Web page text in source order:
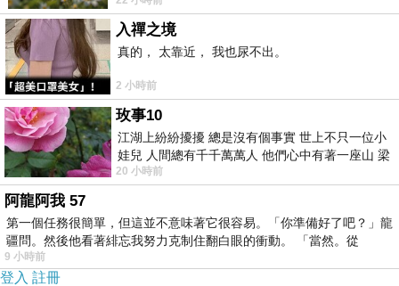
小時（我可是從外縣市趕來的）。
為求保險也請客服提前聯繫我做最後確認，客服也承諾
「前一天會再通知是否會準時」。
到了前一天，我下班後才驚覺怎麼一整天都沒line或簡訊通
知，連給當天執勤人員姓名和聯絡電話也沒有，於是我趕
在6點半左右就傳line詢問明天派員狀況與時間（他們表定7
點下班），結果不讀不回。
最後我只好無奈再傳訊息：「請於早上8點半營業時立即回
覆我。」
並提醒他們明明有說要通知卻沒有，讓我很困擾，希望客
入禪之境
真的， 太靠近， 我也尿不出。
2 小時前
玫事10
江湖上紛紛擾擾 總是沒有個事實 世上不只一位小
娃兒 人間總有千千萬萬人 他們心中有著一座山 梁
山佛山泰華衡恆嵩 一山之高
20 小時前
阿龍阿我 57
第一個任務很簡單，但這並不意味著它很容易。「你準備好了吧？」龍
疆問。然後他看著緋忘我努力克制住翻白眼的衝動。 「當然。從
9 小時前
登入 註冊